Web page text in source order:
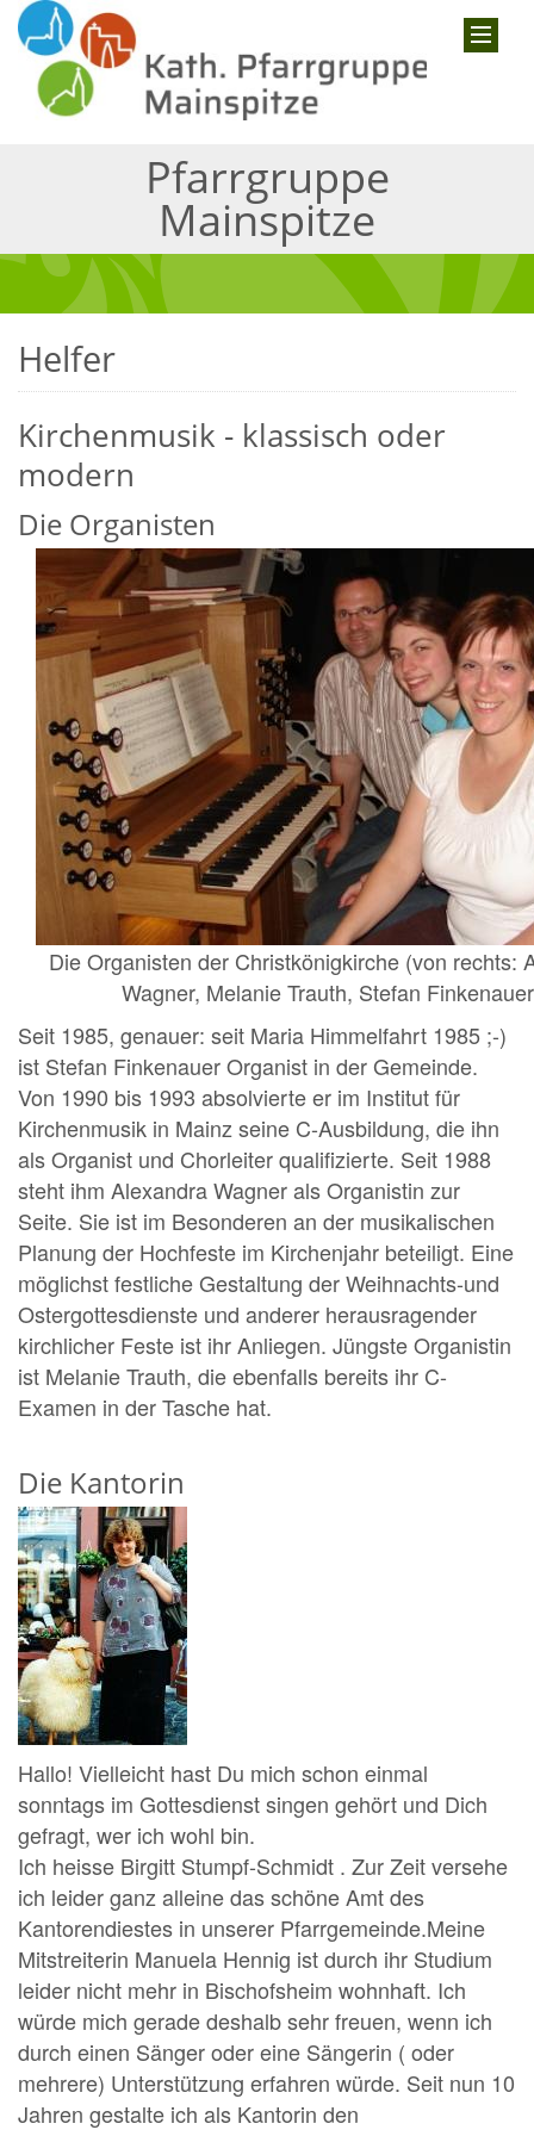
Pfarrgruppe
Mainspitze
Helfer
Kirchenmusik - klassisch oder
modern
Die Organisten
Die Organisten der Christkönigkirche (von rechts:
Wagner, Melanie Trauth, Stefan
Seit 1985, genauer: seit Maria Himmelfahrt 1985 ;-)
ist Stefan Finkenauer Organist in der Gemeinde.
Von 1990 bis 1993 absolvierte er im Institut für
Kirchenmusik in Mainz seine C-Ausbildung, die ihn
als Organist und Chorleiter qualifizierte. Seit 1988
steht ihm Alexandra Wagner als Organistin zur
Seite. Sie ist im Besonderen an der musikalischen
Planung der Hochfeste im Kirchenjahr beteiligt. Eine
möglichst festliche Gestaltung der Weihnachts-und
Ostergottesdienste und anderer herausragender
kirchlicher Feste ist ihr Anliegen. Jüngste Organistin
ist Melanie Trauth, die ebenfalls bereits ihr C-
Examen in der Tasche hat.
Die Kantorin
Hallo! Vielleicht hast Du mich schon einmal
sonntags im Gottesdienst singen gehört und Dich
gefragt, wer ich wohl bin.
Ich heisse Birgitt Stumpf-Schmidt . Zur Zeit versehe
ich leider ganz alleine das schöne Amt des
Kantorendiestes in unserer Pfarrgemeinde.Meine
Mitstreiterin Manuela Hennig ist durch ihr Studium
leider nicht mehr in Bischofsheim wohnhaft. Ich
würde mich gerade deshalb sehr freuen, wenn ich
durch einen Sänger oder eine Sängerin ( oder
mehrere) Unterstützung erfahren würde. Seit nun 10
Jahren gestalte ich als Kantorin den